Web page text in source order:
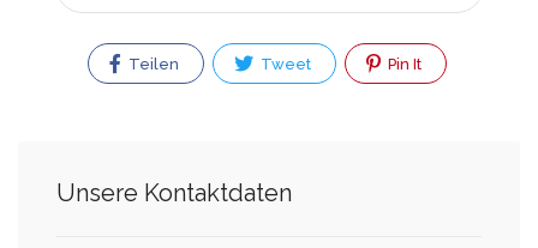
Teilen Tweet Pin It
Unsere Kontaktdaten